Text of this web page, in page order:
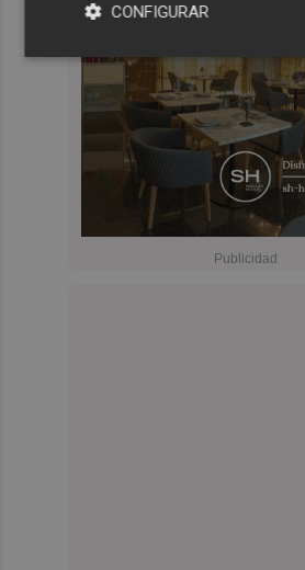
CONFIGURAR